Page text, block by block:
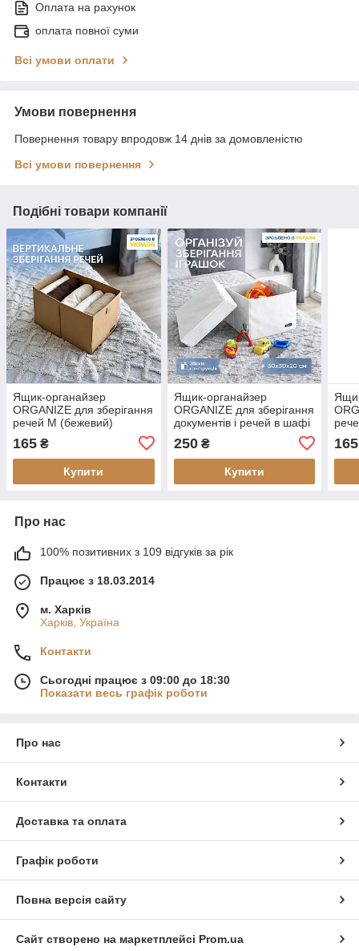
Оплата на рахунок
оплата повної суми
Всі умови оплати
Умови повернення
Повернення товару впродовж 14 днів за домовленістю
Всі умови повернення
Подібні товари компанії
Ящик-органайзер
ORGANIZE для зберігання
речей M (бежевий)
165 ₴
Купити
Ящик-органайзер
ORGANIZE для зберігання
документів і речей в шафі
250₴
Купити
165
Про нас
100% позитивних з 109 відгуків за рік
Працює з 18.03.2014
м. Харків
Харків, Україна
Контакти
Сьогодні працює з 09:00 до 18:30
Показати весь графік роботи
Про нас
Контакти
Доставка та оплата
Графік роботи
Повна версія сайту
Сайт створено на маркетплейсі Prom.ua